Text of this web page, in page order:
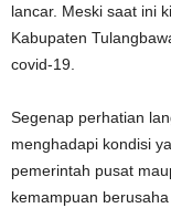
lancar. Meski saat ini
Kabupaten
covid-19.
Segenap perhatian
menghadapi kondisi
pemerintah pusat
kemampuan